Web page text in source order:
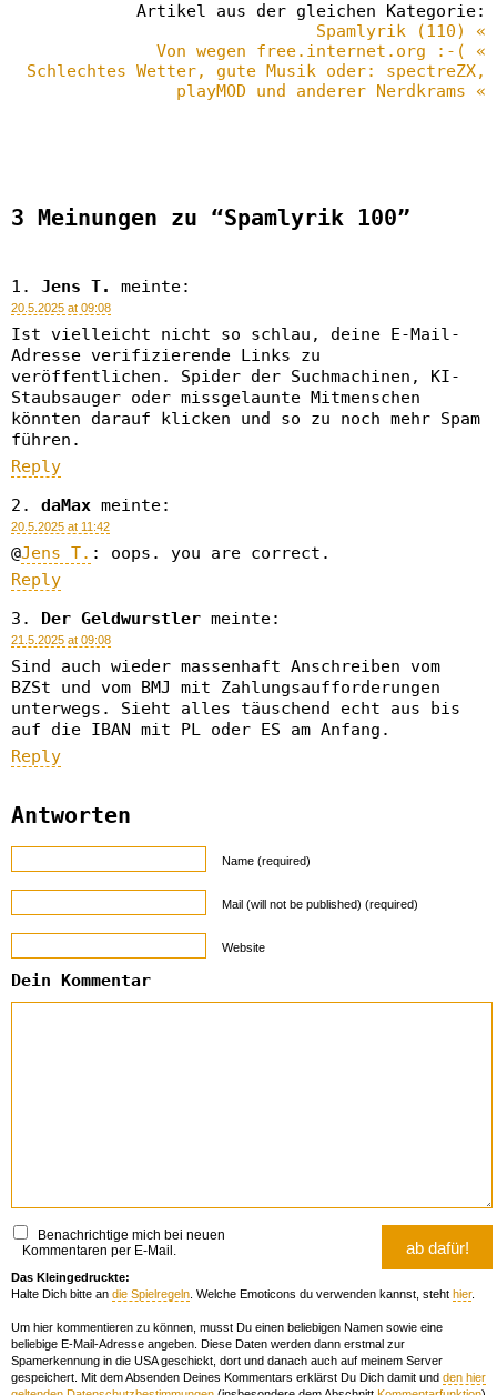
Artikel aus der gleichen Kategorie:
Spamlyrik (110) «
Von wegen free.internet.org :-( «
Schlechtes Wetter, gute Musik oder: spectreZX,
playMOD und anderer Nerdkrams «
3 Meinungen zu “Spamlyrik 100”
Jens T. meinte:
20.5.2025 at 09:08
Ist vielleicht nicht so schlau, deine E-Mail-
Adresse verifizierende Links zu
veröffentlichen. Spider der Suchmachinen, KI-
Staubsauger oder missgelaunte Mitmenschen
könnten darauf klicken und so zu noch mehr Spam
führen.
Reply
daMax meinte:
20.5.2025 at 11:42
@Jens T. : oops. you are correct.
Reply
Der Geldwurstler meinte:
21.5.2025 at 09:08
Sind auch wieder massenhaft Anschreiben vom
BZSt und vom BMJ mit Zahlungsaufforderungen
unterwegs. Sieht alles täuschend echt aus bis
auf die IBAN mit PL oder ES am Anfang.
Reply
Antworten
Name (required)
Mail (will not be published) (required)
Website
Dein Kommentar
Benachrichtige mich bei neuen
Kommentaren per E-Mail.
Das Kleingedruckte:
Halte Dich bitte an die Spielregeln . Welche Emoticons du verwenden kannst, steht hier.
Um hier kommentieren zu können, musst Du einen beliebigen Namen sowie eine
beliebige E-Mail-Adresse angeben. Diese Daten werden dann erstmal zur
Spamerkennung in die USA geschickt, dort und danach auch auf meinem Server
gespeichert. Mit dem Absenden Deines Kommentars erklärst Du Dich damit und den hier